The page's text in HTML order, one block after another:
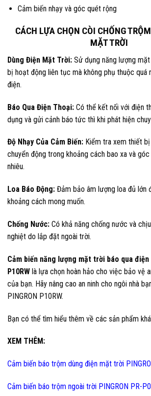
Cảm biến nhạy và góc quét rộng
CÁCH LỰA CHỌN CÒI CHỐNG
MẶT TRỜI
Dùng Điện Mặt Trời: Sử dụng năng lượng
bị hoạt động liên tục mà không phụ thuộc quá
điện.
Báo Qua Điện Thoại: Có thể kết nối với điện
dụng và gửi cảnh báo tức thì khi phát hiện
Độ Nhạy Của Cảm Biến: Kiểm tra xem thiết
chuyển động trong khoảng cách bao xa và
nhiêu.
Loa Báo Động: Đảm bảo âm lượng loa đủ lớn
khoảng cách mong muốn.
Chống Nước: Có khả năng chống nước và
nghiệt do lắp đặt ngoài trời.
Cảm biến năng lượng mặt trời báo qua điện
P10RW là lựa chọn hoàn hảo cho việc bảo vệ
của bạn. Hãy nâng cao an ninh cho ngôi nhà
PINGRON P10RW.
Bạn có thể tìm hiểu thêm về các sản phẩm
XEM THÊM:
Cảm biến báo trộm dùng điện mặt trời
Cảm biến báo trộm ngoài trời PINGRON PR-